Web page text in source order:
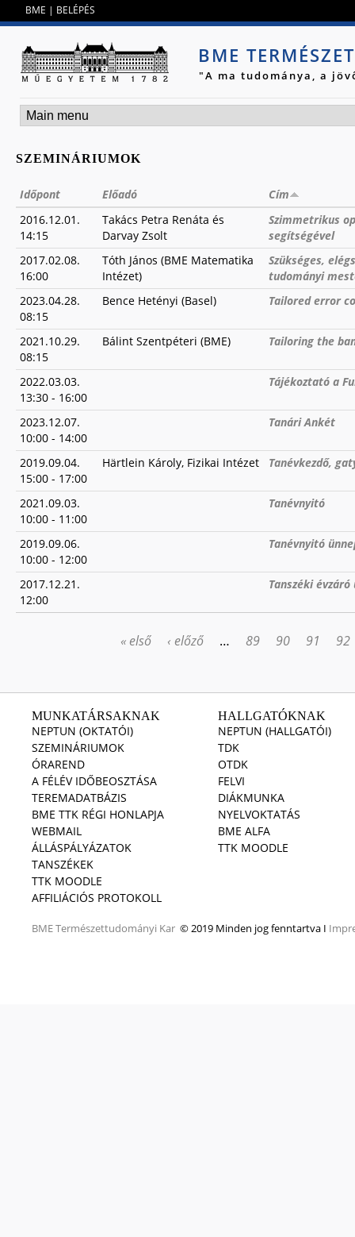
BME | BELÉPÉS
BME
"A ma tudománya, a
SZEMINÁRIUMOK
Időpont Előadó
Cím
2016.12.01.
14:15
Takács Petra Renáta és
Darvay Zsolt
Szimmetrikus
segítségével
2017.02.08.
16:00
Tóth János (BME Matematika
Intézet)
Szükséges,
tudományi
2023.04.28.
08:15
Bence Hetényi (Basel) Tailored error
2021.10.29.
08:15
Bálint Szentpéteri (BME) Tailoring the
2022.03.03.
13:30 - 16:00
Tájékoztató a
2023.12.07.
10:00 - 14:00
Tanári Ankét
2019.09.04.
15:00 - 17:00
Härtlein Károly, Fizikai Intézet Tanévkezdő,
2021.09.03.
10:00 - 11:00
Tanévnyitó
2019.09.06.
10:00 - 12:00
Tanévnyitó
2017.12.21.
12:00
Tanszéki évzáró
« első ‹ előző … 89 90 91 92
MUNKATÁRSAKNAK
NEPTUN (OKTATÓI)
SZEMINÁRIUMOK
ÓRAREND
A FÉLÉV IDŐBEOSZTÁSA
TEREMADATBÁZIS
BME TTK RÉGI HONLAPJA
WEBMAIL
ÁLLÁSPÁLYÁZATOK
TANSZÉKEK
TTK MOODLE
AFFILIÁCIÓS PROTOKOLL
BMETermészettudományi Kar © 2019 Minden jog fenntartva I
HALLGATÓKNAK
NEPTUN (HALLGATÓI)
TDK
OTDK
FELVI
DIÁKMUNKA
NYELVOKTATÁS
BME ALFA
TTK MOODLE